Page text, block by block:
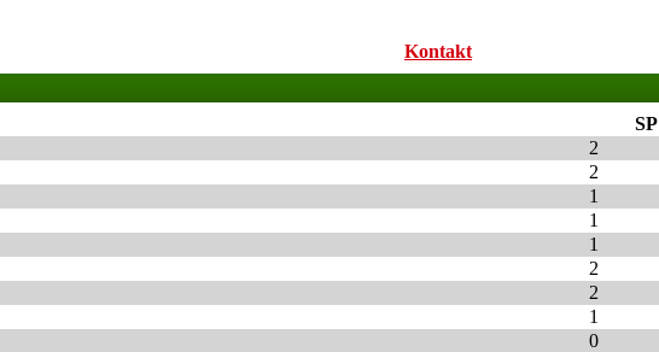
Kontakt
SP
2
2
1
1
1
2
2
1
0